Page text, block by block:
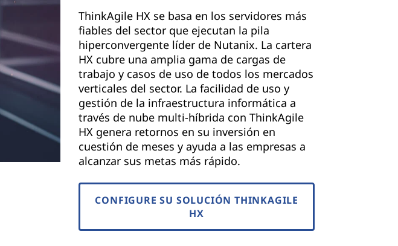
ThinkAgile HX se basa en los servidores más
fiables del sector que ejecutan la pila
hiperconvergente líder de Nutanix. La cartera
HX cubre una amplia gama de cargas de
trabajo y casos de uso de todos los mercados
verticales del sector. La facilidad de uso y
gestión de la infraestructura informática a
través de nube multi-híbrida con ThinkAgile
HX genera retornos en su inversión en
cuestión de meses y ayuda a las empresas a
alcanzar sus metas más rápido.
CONFIGURE SU SOLUCIÓN THINKAGILE
HX